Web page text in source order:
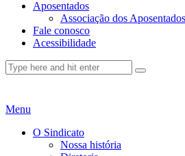
Aposentados
Associação dos
Fale conosco
Acessibilidade
Menu
O Sindicato
Nossa história